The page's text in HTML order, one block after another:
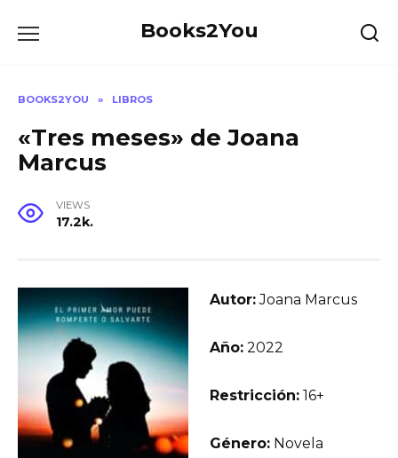
Books2You
BOOKS2YOU » LIBROS
«Tres meses» de Joana
Marcus
VIEWS
17.2k.
Autor:Joana Marcus
Año: 2022
Restricción: 16+
Género: Novela